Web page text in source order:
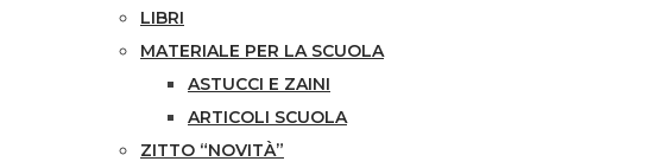
LIBRI
MATERIALE PER LA SCUOLA
ASTUCCI E ZAINI
ARTICOLI SCUOLA
ZITTO “NOVITÀ”